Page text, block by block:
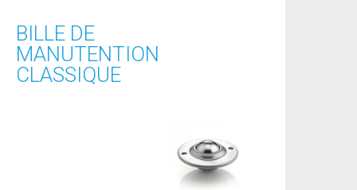
BILLE DE
MANUTENTION
CLASSIQUE